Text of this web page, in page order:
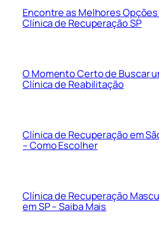
Encontre as Melhores
Clínica de Recuperação SP
O Momento Certo de Buscar
Clínica de Reabilitação
Clínica de Recuperação em
– Como Escolher
Clínica de Recuperação
em SP – Saiba Mais